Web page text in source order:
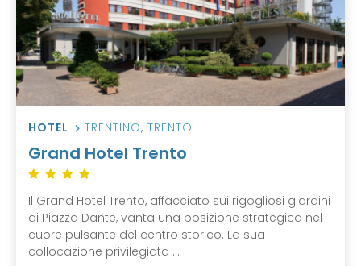
HOTEL TRENTINO, TRENTO
Grand Hotel Trento
Il Grand Hotel Trento, affacciato sui rigogliosi giardini
di Piazza Dante, vanta una posizione strategica nel
cuore pulsante del centro storico. La sua
collocazione privilegiata ...